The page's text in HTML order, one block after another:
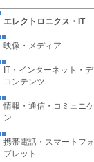
エレクトロニクス・IT
映像・メディア
IT・インターネット・
コンテンツ
情報・通信・コミュニ
ン
携帯電話・スマートフ
ブレット